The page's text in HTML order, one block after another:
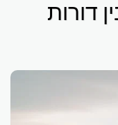
דורות